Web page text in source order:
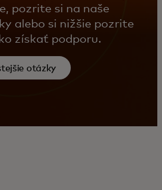
pozrite si na naše
alebo si nižšie pozrite
získať podporu.
otázky